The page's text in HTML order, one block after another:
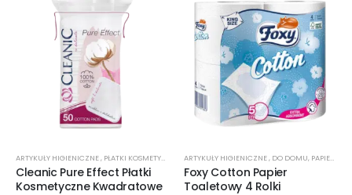
ARTYKUŁY HIGIENICZNE, PŁATKI KOSMETYCZNE
Cleanic Pure Effect Płatki
Kosmetyczne Kwadratowe
ARTYKUŁY HIGIENICZNE, DO DOMU, PAPIER TOALETOWY
Foxy Cotton Papier
Toaletowy 4 Rolki